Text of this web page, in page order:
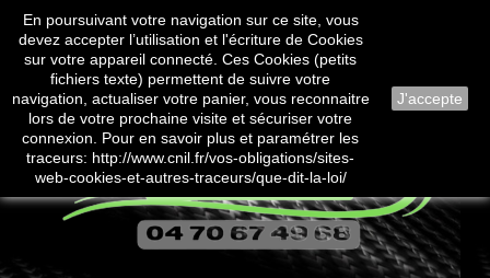
Contactez-nous
En poursuivant votre navigation sur ce site, vous
devez accepter l’utilisation et l'écriture de Cookies
sur votre appareil connecté. Ces Cookies (petits
fichiers texte) permettent de suivre votre
navigation, actualiser votre panier, vous reconnaitre
lors de votre prochaine visite et sécuriser votre
connexion. Pour en savoir plus et paramétrer les
traceurs: http://www.cnil.fr/vos-obligations/sites-
web-cookies-et-autres-traceurs/que-dit-la-loi/
J'accepte